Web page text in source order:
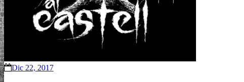
Dic 22, 2017